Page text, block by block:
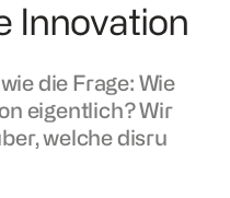
Innovation
die Frage: Wie
eigentlich? Wir
welche disru